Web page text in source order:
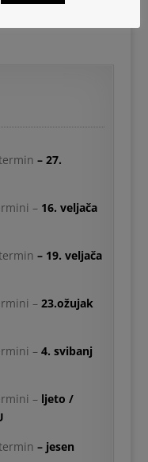
– 27.
–16. veljača
– 19. veljača
–23.ožujak
–4. svibanj
–ljeto /
– jesen